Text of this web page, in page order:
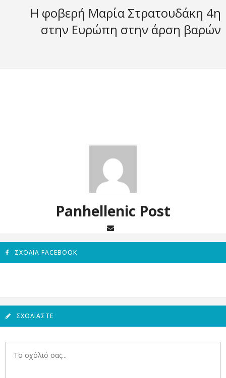
H φοβερή Mαρία Στρατουδάκη 4η
στην Ευρώπη στην άρση βαρών
Panhellenic Post
ΣΧΌΛΙΑ FACEBOOK
ΣΧΟΛΙΆΣΤΕ